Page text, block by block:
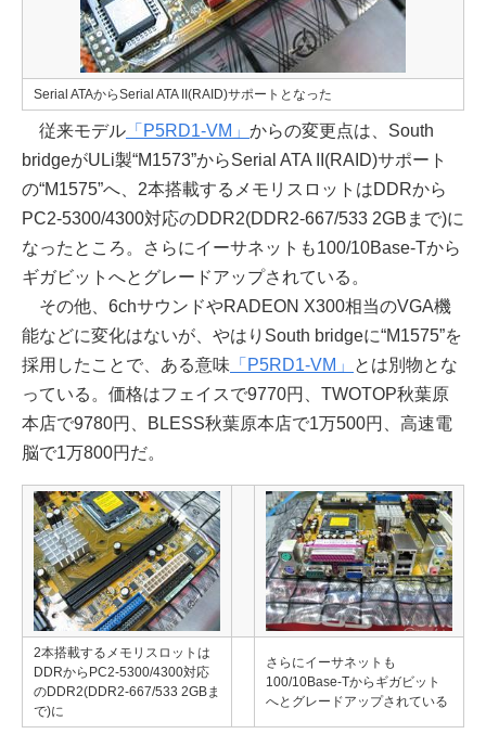
Serial ATAからSerial ATA II(RAID)サポートとなった
従来モデル 「P5RD1-VM」 からの変更点は、South
bridgeがULi製“M1573”からSerial ATA II(RAID)サポート
の“M1575”へ、2本搭載するメモリスロットはDDRから
PC2-5300/4300対応のDDR2(DDR2-667/533 2GBまで)に
なったところ。さらにイーサネットも100/10Base-Tから
ギガビットへとグレードアップされている。
その他、6chサウンドやRADEON X300相当のVGA機
能などに変化はないが、やはりSouth bridgeに“M1575”を
採用したことで、ある意味 「P5RD1-VM」
とは別物とな
っている。価格はフェイスで9770円、TWOTOP秋葉原
本店で9780円、BLESS秋葉原本店で1万500円、高速電
脳で1万800円だ。
2本搭載するメモリスロットは
DDRからPC2-5300/4300対応
のDDR2(DDR2-667/533 2GBま
で)に
さらにイーサネットも
100/10Base-Tからギガビット
へとグレードアップされている